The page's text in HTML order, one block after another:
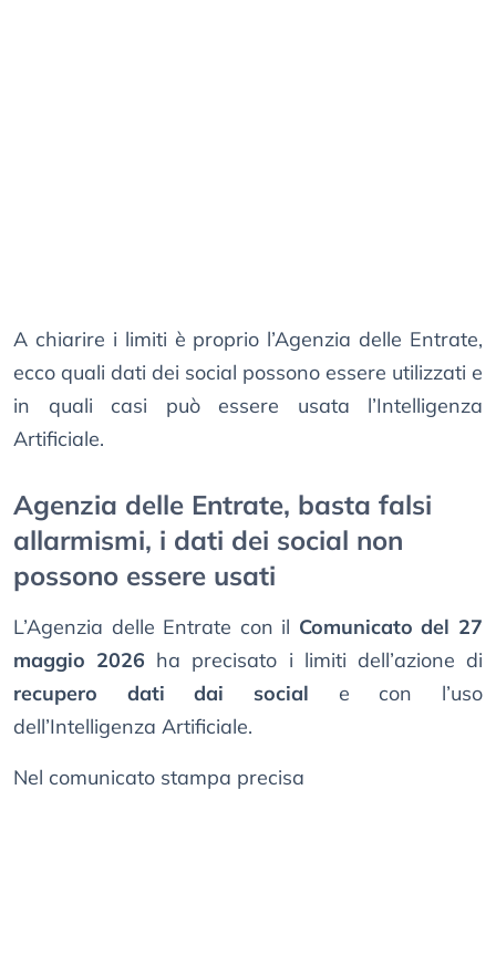
A chiarire i limiti è proprio l’Agenzia delle Entrate,
ecco quali dati dei social possono essere utilizzati e
in quali casi può essere usata l’Intelligenza
Artificiale.
Agenzia delle Entrate, basta falsi
allarmismi, i dati dei social non
possono essere usati
L’Agenzia delle Entrate con il Comunicato del 27
maggio 2026 ha precisato i limiti dell’azione di
recupero dati dai social e con l’uso
dell’Intelligenza Artificiale.
Nel comunicato stampa precisa